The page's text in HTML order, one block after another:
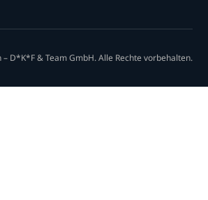
D*K*F & Team GmbH. Alle Rechte vorbehalten.